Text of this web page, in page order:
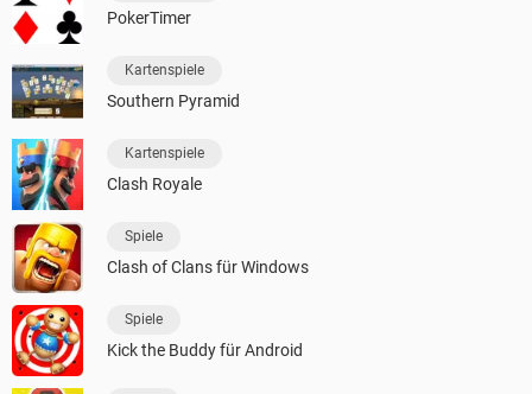
PokerTimer
Kartenspiele
Southern Pyramid
Kartenspiele
Clash Royale
Spiele
Clash of Clans für Windows
Spiele
Kick the Buddy für Android